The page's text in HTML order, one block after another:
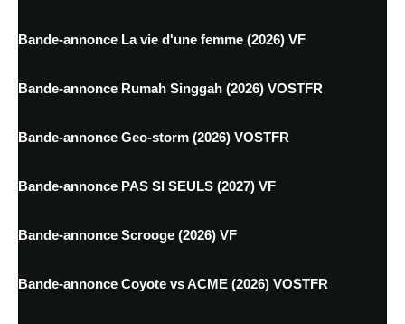
Bande-annonce La vie d'une femme (2026) VF
Bande-annonce Rumah Singgah (2026) VOSTFR
Bande-annonce Geo-storm (2026) VOSTFR
Bande-annonce PAS SI SEULS (2027) VF
Bande-annonce Scrooge (2026) VF
Bande-annonce Coyote vs ACME (2026) VOSTFR